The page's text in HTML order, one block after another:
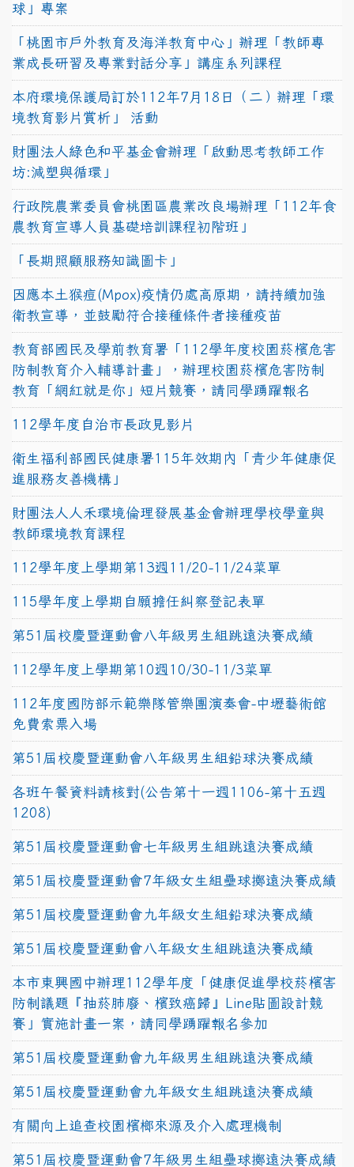
球」專案
「桃園市戶外教育及海洋教育中心」辦理「教師專
業成長研習及專業對話分享」講座系列課程
本府環境保護局訂於112年7月18日（二）辦理「環
境教育影片賞析」 活動
財團法人綠色和平基金會辦理「啟動思考教師工作
坊:減塑與循環」
行政院農業委員會桃園區農業改良場辦理「112年食
農教育宣導人員基礎培訓課程初階班」
「長期照顧服務知識圖卡」
因應本土猴痘(Mpox)疫情仍處高原期，請持續加強
衛教宣導，並鼓勵符合接種條件者接種疫苗
教育部國民及學前教育署「112學年度校園菸檳危害
防制教育介入輔導計畫」，辦理校園菸檳危害防制
教育「網紅就是你」短片競賽，請同學踴躍報名
112學年度自治市長政見影片
衛生福利部國民健康署115年效期內「青少年健康促
進服務友善機構」
財團法人人禾環境倫理發展基金會辦理學校學童與
教師環境教育課程
112學年度上學期第13週11/20-11/24菜單
115學年度上學期自願擔任糾察登記表單
第51屆校慶暨運動會八年級男生組跳遠決賽成績
112學年度上學期第10週10/30-11/3菜單
112年度國防部示範樂隊管樂團演奏會-中壢藝術館
免費索票入場
第51屆校慶暨運動會八年級男生組鉛球決賽成績
各班午餐資料請核對(公告第十一週1106-第十五週
1208)
第51屆校慶暨運動會七年級男生組跳遠決賽成績
第51屆校慶暨運動會7年級女生組壘球擲遠決賽成績
第51屆校慶暨運動會九年級女生組鉛球決賽成績
第51屆校慶暨運動會八年級女生組跳遠決賽成績
本市東興國中辦理112學年度「健康促進學校菸檳害
防制議題『抽菸肺廢、檳致癌歸』Line貼圖設計競
賽」實施計畫一案，請同學踴躍報名參加
第51屆校慶暨運動會九年級男生組跳遠決賽成績
第51屆校慶暨運動會九年級女生組跳遠決賽成績
有關向上追查校園檳榔來源及介入處理機制
第51屆校慶暨運動會7年級男生組壘球擲遠決賽成績